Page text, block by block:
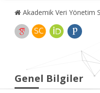
Akademik Veri Yönetim
Genel Bilgiler